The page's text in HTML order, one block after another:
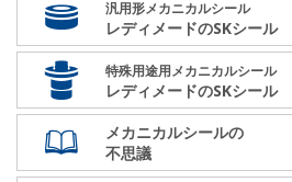
汎用形メカニカルシール
レディメードのSKシール
特殊用途用メカニカルシール
レディメードのSKシール
メカニカルシールの
不思議